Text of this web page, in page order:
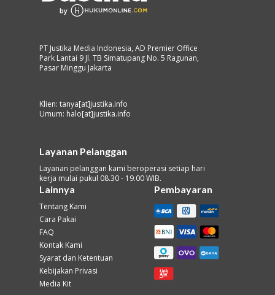
PT Justika Media Indonesia, AD Premier Office
Park Lantai 9 Jl. TB Simatupang No. 5 Ragunan,
Pasar Minggu Jakarta
Klien: tanya[at]justika.info
Umum: halo[at]justika.info
Layanan Pelanggan
Layanan pelanggan kami beroperasi setiap hari
kerja mulai pukul 08.30 - 19.00 WIB.
Lainnya
Tentang Kami
Cara Pakai
FAQ
Kontak Kami
Syarat dan Ketentuan
Kebijakan Privasi
Media Kit
Pembayaran